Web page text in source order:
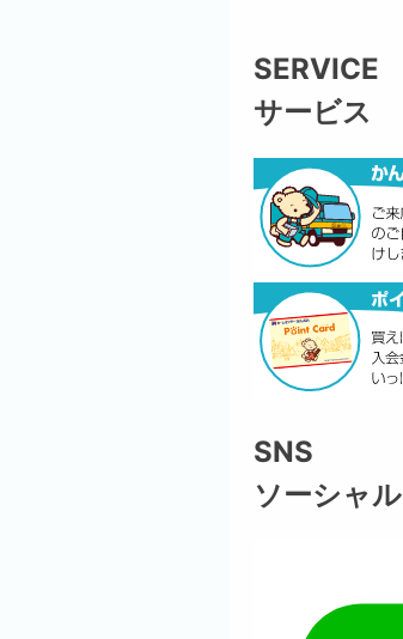
SERVICE
サービス
SNS
ソーシャル